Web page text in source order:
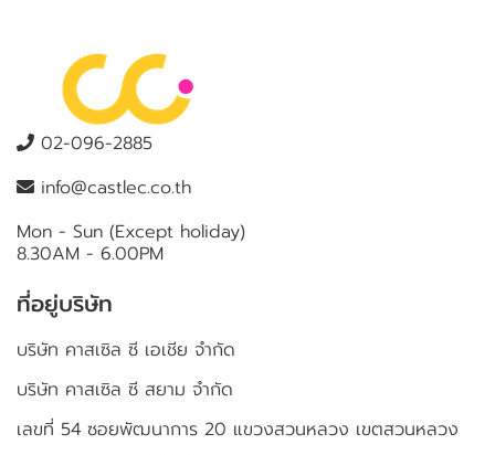
02-096-2885
info@castlec.co.th
Mon - Sun (Except holiday)
8.30AM - 6.00PM
ที่อยู่บริษัท
บริษัท คาสเซิล ซี เอเชีย จำกัด
บริษัท คาสเซิล ซี สยาม จำกัด
เลขที่ 54 ซอยพัฒนาการ 20 แขวงสวนหลวง เขตสวนหลวง